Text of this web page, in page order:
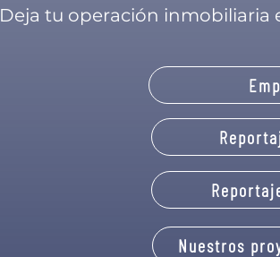
Deja tu operación inmobiliaria
Nuestros